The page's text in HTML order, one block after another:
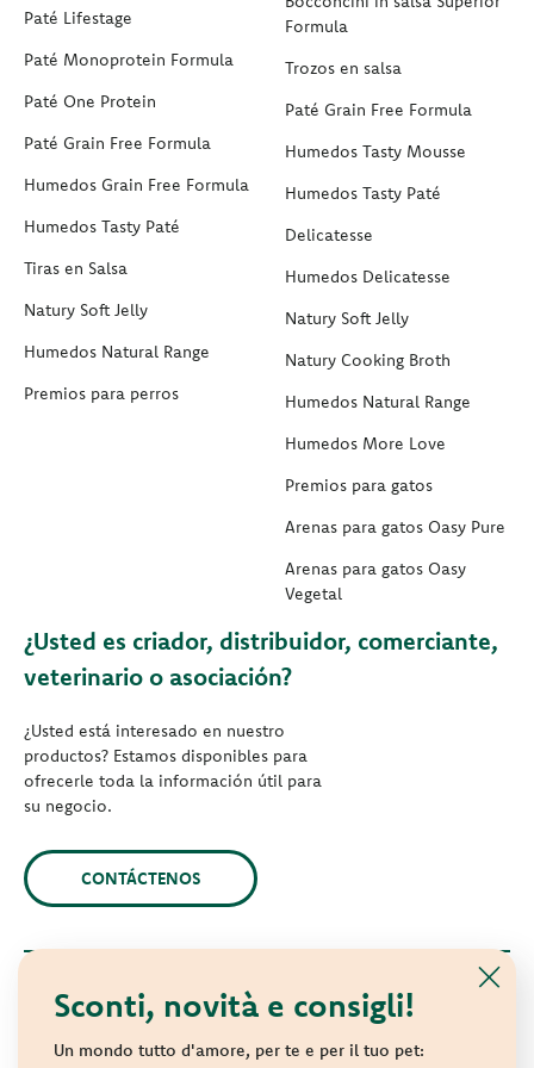
Sconti, novità e consigli!
Un mondo tutto d'amore, per te e per il tuo pet:
Paté Lifestage
Paté Monoprotein Formula
Paté One Protein
Paté Grain Free Formula
Humedos Grain Free Formula
Humedos Tasty Paté
Tiras en Salsa
Natury Soft Jelly
Humedos Natural Range
Premios para perros
Formula
Trozos en salsa
Paté Grain Free Formula
Humedos Tasty Mousse
Humedos Tasty Paté
Delicatesse
Humedos Delicatesse
Natury Soft Jelly
Natury Cooking Broth
Humedos Natural Range
Humedos More Love
Premios para gatos
Arenas para gatos Oasy Pure
Arenas para gatos Oasy
Vegetal
¿Usted es criador, distribuidor, comerciante,
veterinario o asociación?
¿Usted está interesado en nuestro
productos? Estamos disponibles para
ofrecerle toda la información útil para
su negocio.
CONTÁCTENOS
© 2021 Oasy. Todos los derechos reservados.
Wonderfood S.p.A. Strada dei Censiti, 2 - 47891 Repubblica di